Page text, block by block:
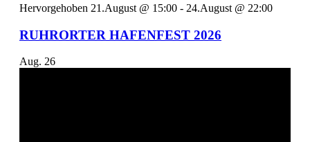
Hervorgehoben 21.August @ 15:00 - 24.August @ 22:00
RUHRORTER HAFENFEST 2026
Aug. 26